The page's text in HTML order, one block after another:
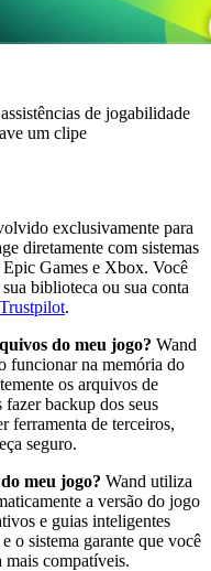
de jogabilidade
um clipe
exclusivamente para
diretamente com sistemas
Games e Xbox. Você
biblioteca ou sua conta
Trustpilot.
do meu jogo? Wand
funcionar na memória do
os arquivos de
backup dos seus
ferramenta de terceiros,
seguro.
meu jogo? Wand utiliza
a versão do jogo
e guias inteligentes
o sistema garante que você
mais compatíveis.